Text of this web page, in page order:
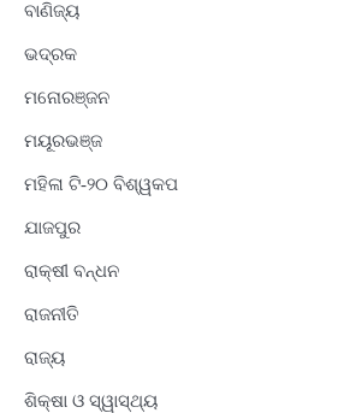
ବାଣିଜ୍ୟ
ଭଦ୍ରକ
ମନୋରଞ୍ଜନ
ମୟୂରଭଞ୍ଜ
ମହିଳା ଟି-୨୦ ବିଶ୍ୱକପ
ଯାଜପୁର
ରାକ୍ଷୀ ବନ୍ଧନ
ରାଜନୀତି
ରାଜ୍ୟ
ଶିକ୍ଷା ଓ ସ୍ୱାସ୍ଥ୍ୟ